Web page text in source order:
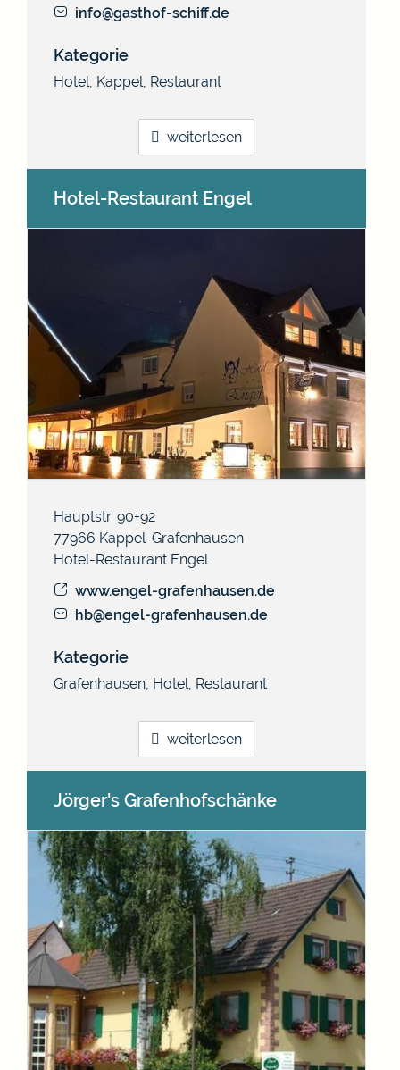
info@gasthof-schiff.de
Kategorie
Hotel, Kappel, Restaurant
weiterlesen
Hotel-Restaurant Engel
Hotel-Restaurant Engel
Hauptstr. 90+92
77966 Kappel-Grafenhausen
www.engel-grafenhausen.de
hb@engel-grafenhausen.de
Kategorie
Grafenhausen, Hotel, Restaurant
weiterlesen
Jörger's Grafenhofschänke